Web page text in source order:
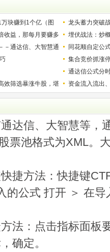
块赚到1个亿（图
龙头蓄力突破
的技巧（图解
收益，那每月要赚多
埋伏战法：炒
－通达信、大智慧通
同花顺自定公
集合竞价抓涨
通达信公式分
效筛选暴涨牛股，堪
资金流入流出
达信、大智慧等，
票池格式为XML。
捷方法：快捷键
的公式 打开 ＞ 在
法：点击指标面板
确定。